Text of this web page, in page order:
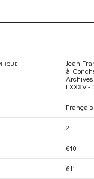
Jean-
à
LXXXV -
Français
2
610
611